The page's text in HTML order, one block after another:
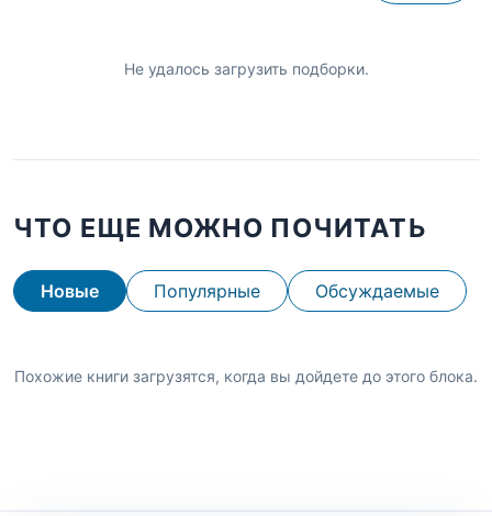
Не удалось загрузить подборки.
ЧТО ЕЩЕ МОЖНО ПОЧИТАТЬ
Новые Популярные Обсуждаемые
Похожие книги загрузятся, когда вы дойдете до этого блока.